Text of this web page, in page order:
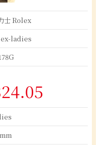
士 Rolex
ladies